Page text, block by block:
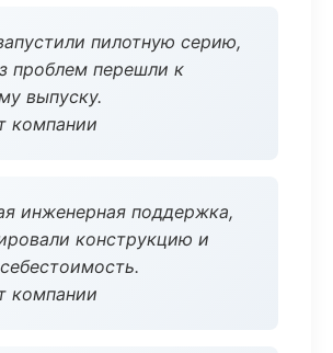
пилотную серию,
проблем перешли к
выпуску.
компании
инженерная поддержка,
конструкцию и
компании